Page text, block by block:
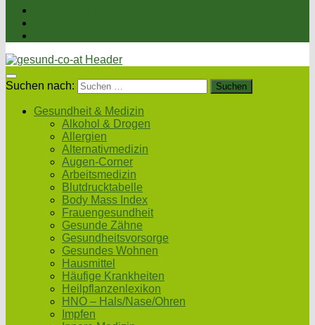
Suchen nach:
Gesundheit & Medizin
Alkohol & Drogen
Allergien
Alternativmedizin
Augen-Corner
Arbeitsmedizin
Blutdrucktabelle
Body Mass Index
Frauengesundheit
Gesunde Zähne
Gesundheitsvorsorge
Gesundes Wohnen
Hausmittel
Häufige Krankheiten
Heilpflanzenlexikon
HNO – Hals/Nase/Ohren
Impfen